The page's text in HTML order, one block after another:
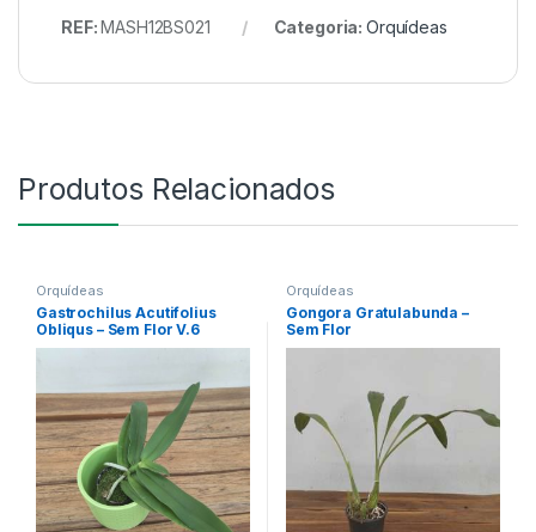
REF:MASH12BS021 Categoria: Orquídeas
Produtos Relacionados
Orquídeas
Gastrochilus Acutifolius
Obliqus – Sem Flor V.6
Orquídeas
Gongora Gratulabunda –
Sem Flor